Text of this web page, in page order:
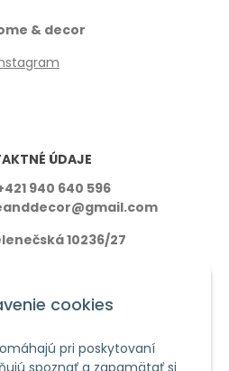
cookies
pri poskytovaní
spoznať a zapamätať si
& decor
ÚDAJE
940 640 596
10236/27